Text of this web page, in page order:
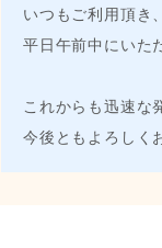
いつもご利用頂き
平日午前中にいた
これからも迅速な
今後ともよろしく